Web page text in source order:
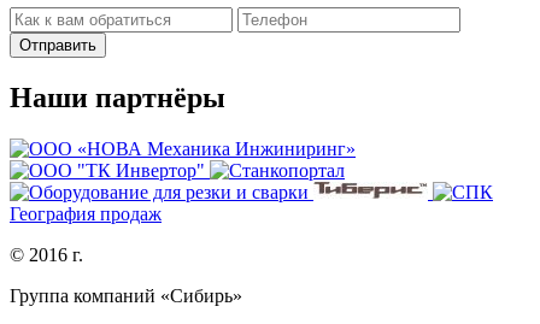
Наши партнёры
География продаж
© 2016 г.
Группа компаний «Сибирь»